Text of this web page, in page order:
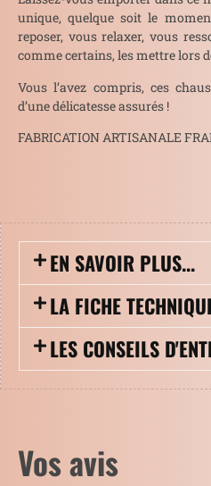
unique, quelque soit le
reposer, vous relaxer, vous
comme certains, les mettre lors
Vous l’avez compris, ces
d’une délicatesse assurés !
FABRICATION ARTISANALE
EN SAVOIR PLUS...
LA FICHE
LES CONSEILS
Vos avis